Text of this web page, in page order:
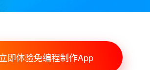
即体验免编程制作App